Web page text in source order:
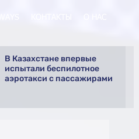
В Казахстане впервые
испытали беспилотное
аэротакси с пассажирами